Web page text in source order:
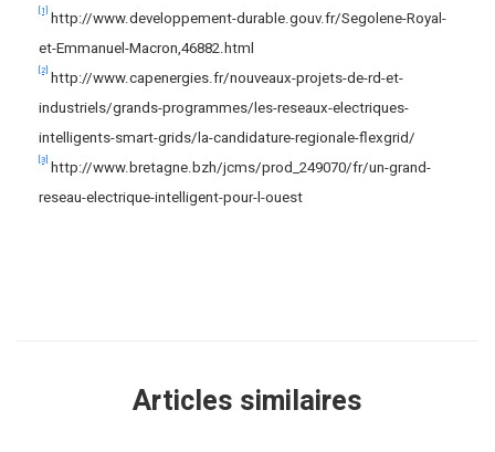
[1] http://www.developpement-durable.gouv.fr/Segolene-Royal-
et-Emmanuel-Macron,46882.html
[2] http://www.capenergies.fr/nouveaux-projets-de-rd-et-
industriels/grands-programmes/les-reseaux-electriques-
intelligents-smart-grids/la-candidature-regionale-flexgrid/
[3] http://www.bretagne.bzh/jcms/prod_249070/fr/un-grand-
reseau-electrique-intelligent-pour-l-ouest
Articles similaires